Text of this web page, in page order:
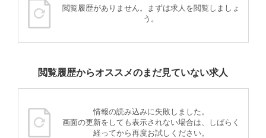
閲覧履歴がありません。まずは求人を閲覧しましょ
う。
閲覧履歴からオススメのまだ見ていない求人
情報の読み込みに失敗しました。
画面の更新をしても表示されない場合は、しばらく
経ってから再度お試しください。